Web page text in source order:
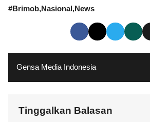
#Brimob Nasional News
Gensa Media Indonesia
Tinggalkan Balasan